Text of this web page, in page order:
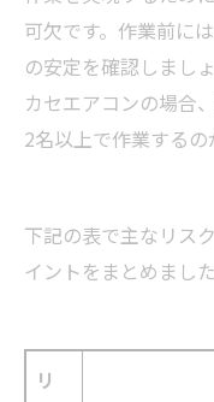
可欠です。作業前に
の安定を確認しまし
カセエアコンの場合
2名以上で作業するの
下記の表で主なリス
イントをまとめました
リ